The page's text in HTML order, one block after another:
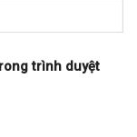
trình duyệt